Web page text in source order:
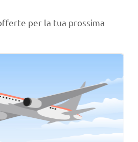
per la tua prossima